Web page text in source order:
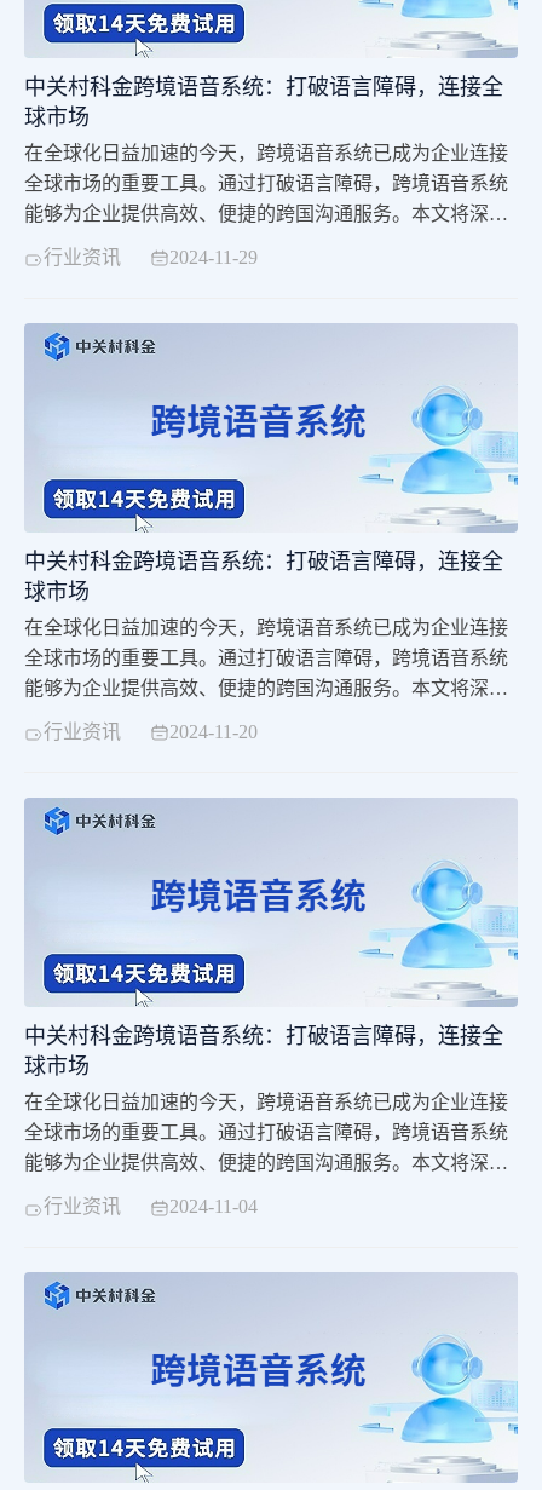
中关村科金跨境语音系统：打破语言障碍，连接全
球市场
在全球化日益加速的今天，跨境语音系统已成为企业连接
全球市场的重要工具。通过打破语言障碍，跨境语音系统
能够为企业提供高效、便捷的跨国沟通服务。本文将深入
探讨跨境语音系统的特点、优势以及其在企业中的应用价
行业资讯 2024-11-29
中关村科金跨境语音系统：打破语言障碍，连接全
球市场
在全球化日益加速的今天，跨境语音系统已成为企业连接
全球市场的重要工具。通过打破语言障碍，跨境语音系统
能够为企业提供高效、便捷的跨国沟通服务。本文将深入
探讨跨境语音系统的特点、优势以及其在企业中的应用价
行业资讯 2024-11-20
中关村科金跨境语音系统：打破语言障碍，连接全
球市场
在全球化日益加速的今天，跨境语音系统已成为企业连接
全球市场的重要工具。通过打破语言障碍，跨境语音系统
能够为企业提供高效、便捷的跨国沟通服务。本文将深入
探讨跨境语音系统的特点、优势以及其在企业中的应用价
值。
行业资讯 2024-11-04